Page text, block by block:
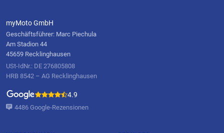
myMoto GmbH
Geschäftsführer: Marc Piechula
Am Stadion 44
45659 Recklinghausen
USt-IdNr.: DE 276805808
HRB 8542 – AG Recklinghausen
4.9
4486 Google-Rezensionen